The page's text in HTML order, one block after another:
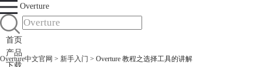
Overture
首页
产品
Overture中文官网 > 新手入门 > Overture 教程之选择工具的讲解